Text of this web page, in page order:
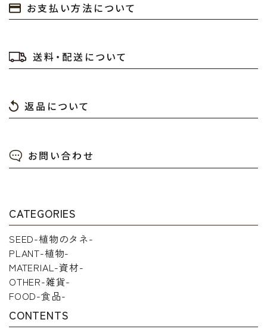
お支払い方法について
送料・配送について
返品について
お問い合わせ
CATEGORIES
SEED-植物のタネ-
PLANT-植物-
MATERIAL-資材-
OTHER-雑貨-
FOOD-食品-
CONTENTS